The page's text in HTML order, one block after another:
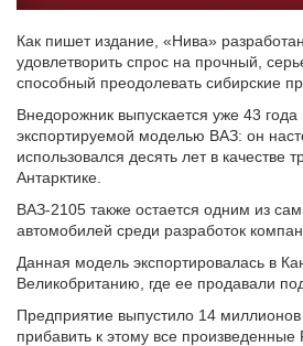
Как пишет издание, «Нива»
удовлетворить спрос на прочный,
способный преодолевать сибирские
Внедорожник выпускается уже 43
экспортируемой моделью ВАЗ: он
использовался десять лет в качестве
Антарктике.
ВАЗ-2105 также остается одним из
автомобилей среди разработок
Данная модель экспортировалась в
Великобританию, где ее продавали
Предприятие выпустило 14 миллионов
прибавить к этому все произведенные